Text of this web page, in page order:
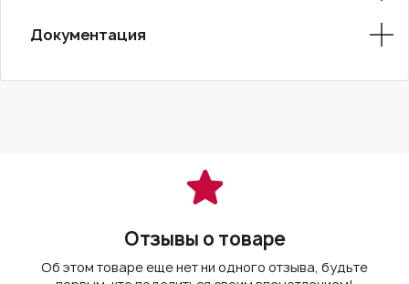
Документация
Отзывы о товаре
Об этом товаре еще нет ни одного отзыва, будьте